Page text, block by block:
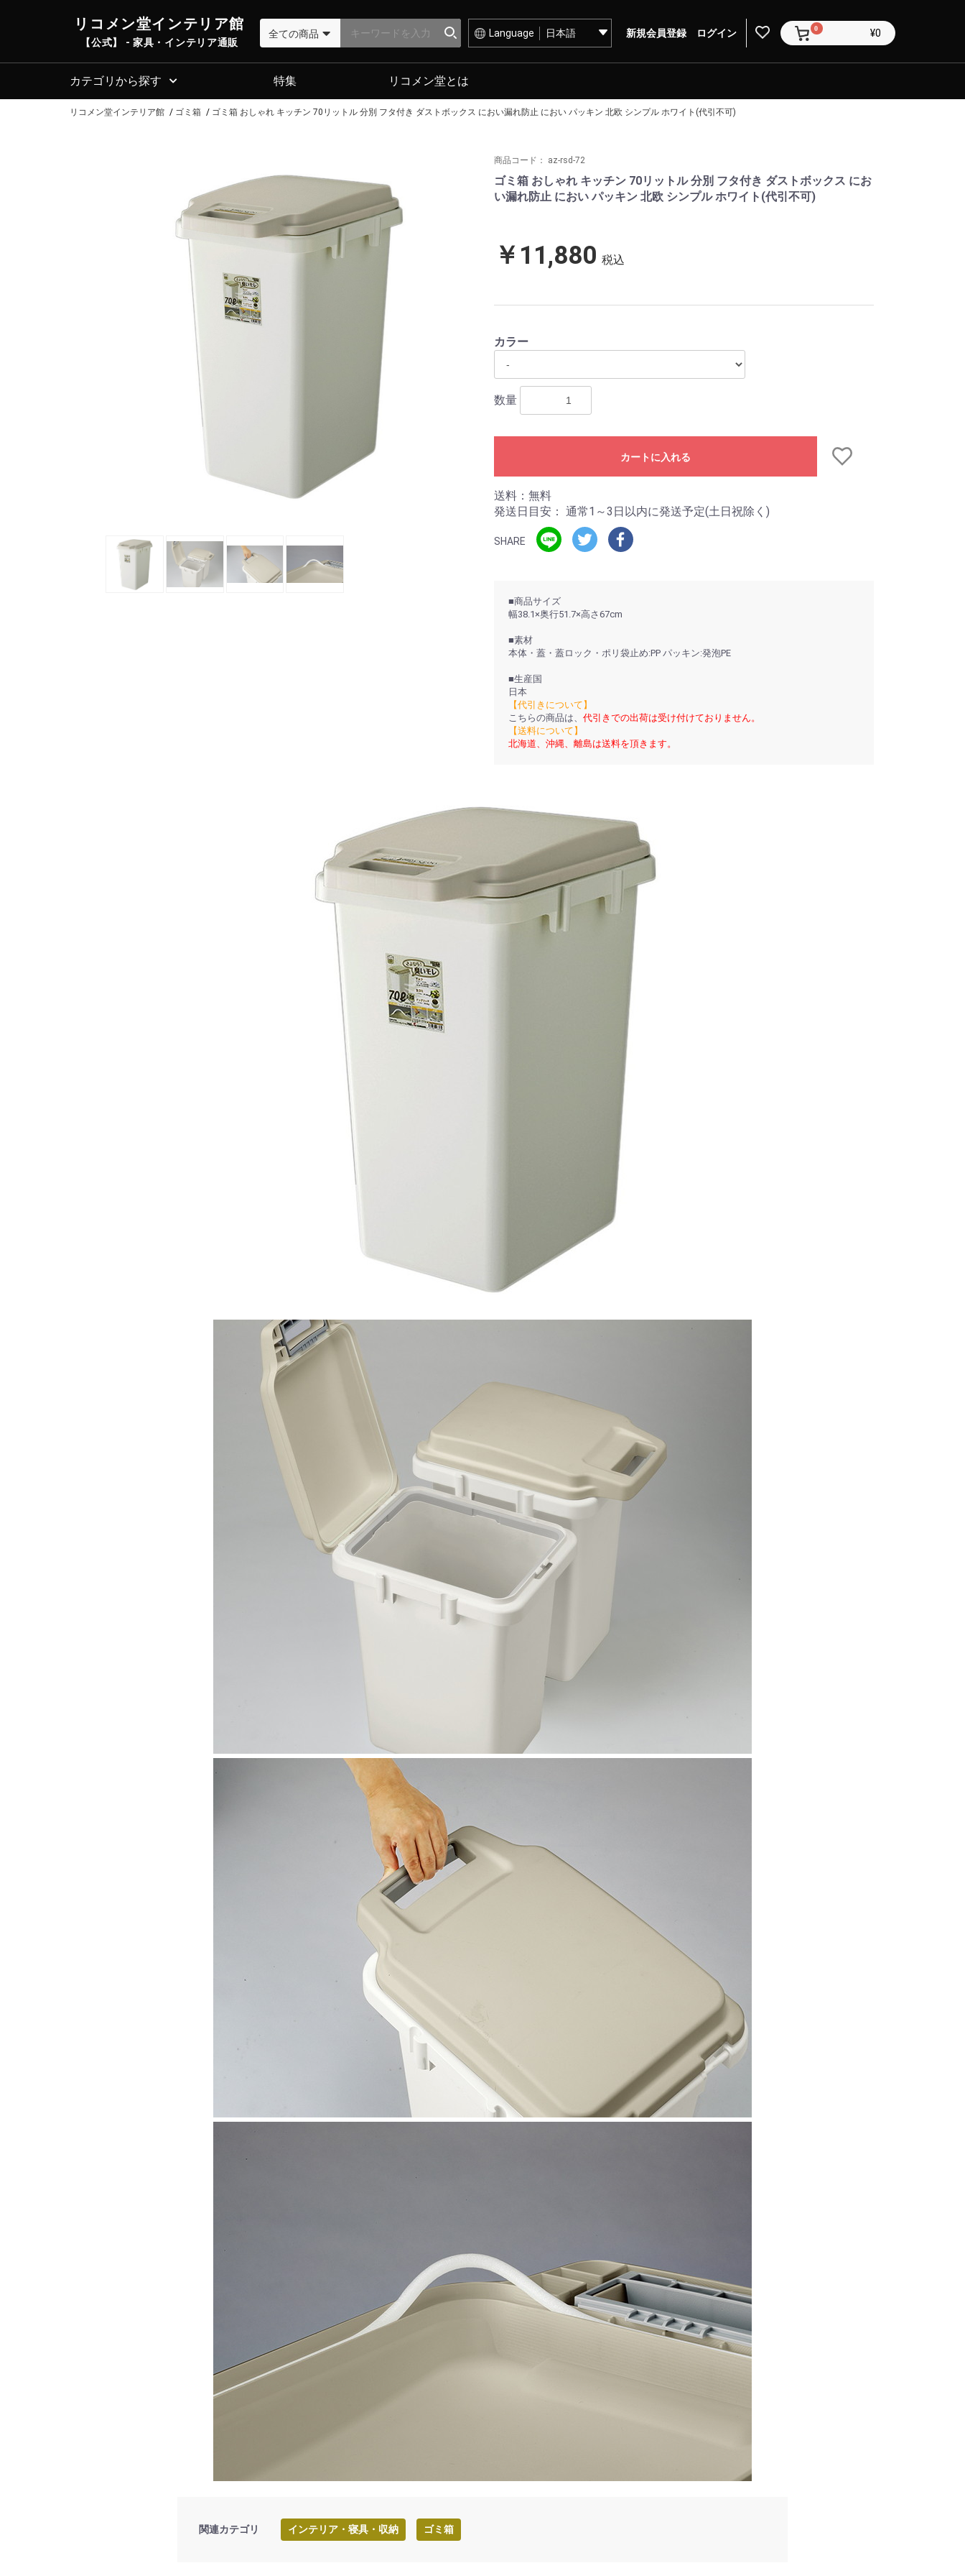
リコメン堂インテリア館
【公式】 - 家具・インテリア通販
Language 新規会員登録 ログイン 0 ¥0
カテゴリから探す 特集 リコメン堂とは
リコメン堂インテリア館 ゴミ箱 ゴミ箱 おしゃれ キッチン 70リットル 分別 フタ付き ダストボックス におい漏れ防止 におい パッキン 北欧 シンプル ホワイト(代引不可)
商品コード： az-rsd-72
ゴミ箱 おしゃれ キッチン 70リットル 分別 フタ付き ダストボックス にお
い漏れ防止 におい パッキン 北欧 シンプル ホワイト(代引不可)
￥11,880 税込
カラー
数量
カートに入れる
送料：無料
発送日目安： 通常1～3日以内に発送予定(土日祝除く)
SHARE
■商品サイズ
幅38.1×奥行51.7×高さ67cm
■素材
本体・蓋・蓋ロック・ポリ袋止め:PP パッキン:発泡PE
■生産国
日本
【代引きについて】
こちらの商品は、 代引きでの出荷は受け付けておりません。
【送料について】
北海道、沖縄、離島は送料を頂きます。
関連カテゴリ インテリア・寝具・収納 ゴミ箱